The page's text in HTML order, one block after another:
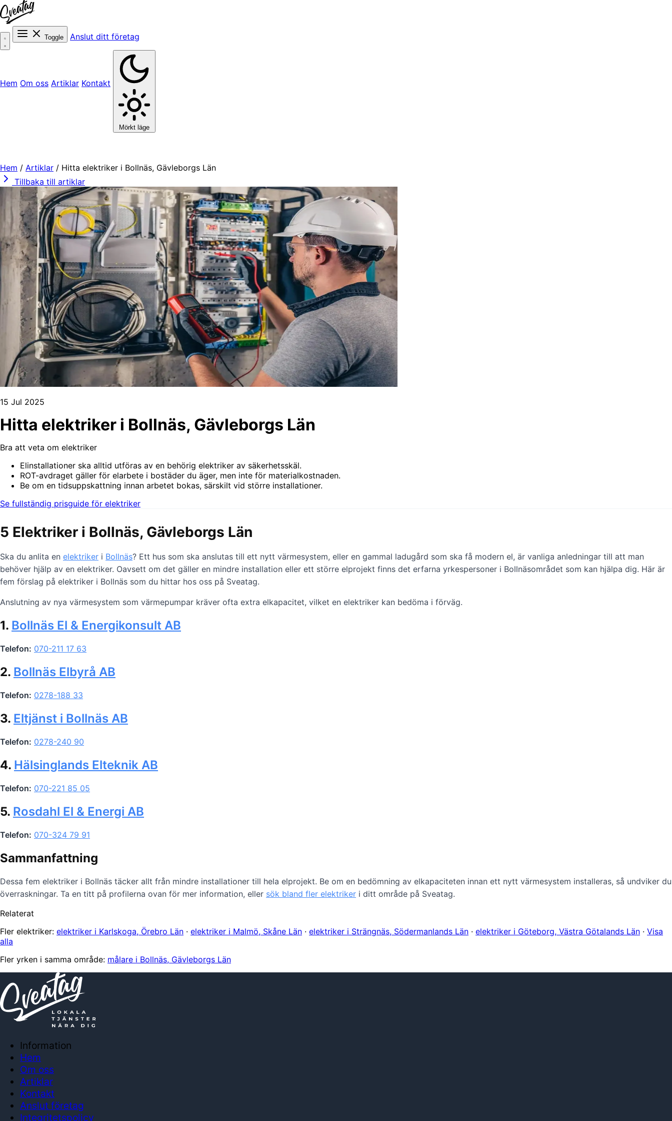
Toggle Anslut ditt företag
Hem Om oss Artiklar Kontakt
Mörkt läge
Hem / Artiklar / Hitta elektriker i Bollnäs, Gävleborgs Län
Tillbaka till artiklar
15 Jul 2025
Hitta elektriker i Bollnäs, Gävleborgs Län
Bra att veta om elektriker
Elinstallationer ska alltid utföras av en behörig elektriker av säkerhetsskäl.
ROT-avdraget gäller för elarbete i bostäder du äger, men inte för materialkostnaden.
Be om en tidsuppskattning innan arbetet bokas, särskilt vid större installationer.
Se fullständig prisguide för elektriker
5 Elektriker i Bollnäs, Gävleborgs Län
Ska du anlita en elektriker i Bollnäs? Ett hus som ska anslutas till ett nytt värmesystem, eller en gammal ladugård som ska få modern el, är vanliga anledningar till att man
behöver hjälp av en elektriker. Oavsett om det gäller en mindre installation eller ett större elprojekt finns det erfarna yrkespersoner i Bollnäsområdet som kan hjälpa dig. Här är
fem förslag på elektriker i Bollnäs som du hittar hos oss på Sveatag.
Anslutning av nya värmesystem som värmepumpar kräver ofta extra elkapacitet, vilket en elektriker kan bedöma i förväg.
1. Bollnäs El & Energikonsult AB
Telefon: 070-211 17 63
2. Bollnäs Elbyrå AB
Telefon: 0278-188 33
3. Eltjänst i Bollnäs AB
Telefon: 0278-240 90
4. Hälsinglands Elteknik AB
Telefon: 070-221 85 05
5. Rosdahl El & Energi AB
Telefon: 070-324 79 91
Sammanfattning
Dessa fem elektriker i Bollnäs täcker allt från mindre installationer till hela elprojekt. Be om en bedömning av elkapaciteten innan ett nytt värmesystem installeras, så undviker du
överraskningar. Ta en titt på profilerna ovan för mer information, eller sök bland fler elektriker i ditt område på Sveatag.
Relaterat
Fler elektriker: elektriker i Karlskoga, Örebro Län · elektriker i Malmö, Skåne Län · elektriker i Strängnäs, Södermanlands Län · elektriker i Göteborg, Västra Götalands Län · Visa
alla
Fler yrken i samma område: målare i Bollnäs, Gävleborgs Län
Information
Hem
Om oss
Artiklar
Kontakt
Anslut företag
Integritetspolicy